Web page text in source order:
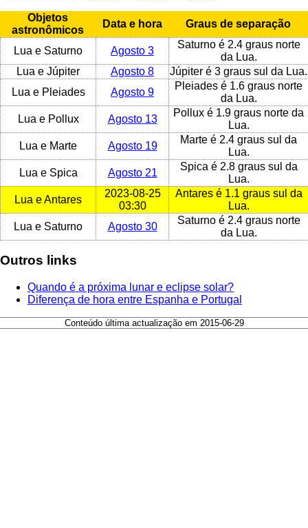
Objetos
astronômicos
Data e hora Graus de separação
Lua e Saturno Agosto 3
Saturno é 2.4 graus norte
da Lua.
Lua e Júpiter
Agosto 8
Júpiter é 3 graus sul da Lua.
Lua e Pleiades
Agosto 9
Pleiades é 1.6 graus norte
da Lua.
Lua e Pollux
Agosto 13
Pollux é 1.9 graus norte da
Lua.
Lua e Marte
Agosto 19
Marte é 2.4 graus sul da
Lua.
Lua e Spica
Agosto 21
Spica é 2.8 graus sul da
Lua.
Lua e Antares
2023-08-25
03:30
Antares é 1.1 graus sul da
Lua.
Lua e Saturno
Agosto 30
Saturno é 2.4 graus norte
da Lua.
Outros links
Quando é a próxima lunar e eclipse solar?
Diferença de hora entre Espanha e Portugal
Conteúdo última actualização em 2015-06-29